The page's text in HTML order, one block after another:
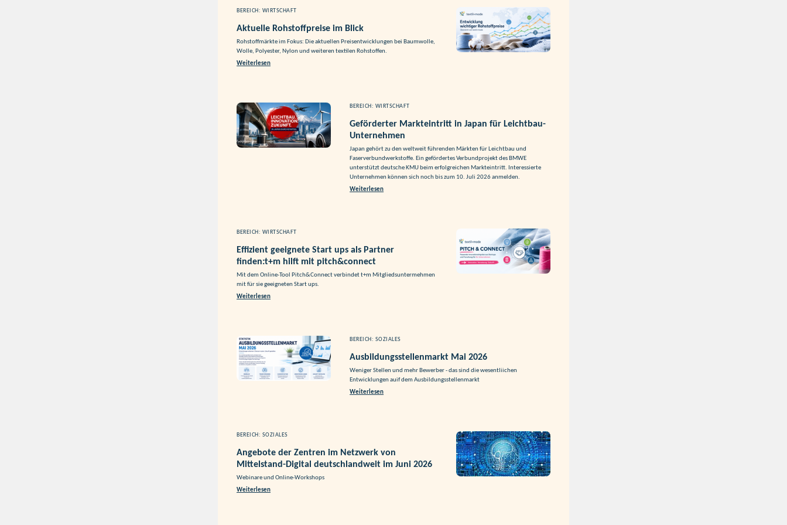
BEREICH: WIRTSCHAFT
Aktuelle Rohstoffpreise im Blick
Rohstoffmärkte im Fokus: Die aktuellen Preisentwicklungen bei Baumwolle,
Wolle, Polyester, Nylon und weiteren textilen Rohstoffen.
Weiterlesen
BEREICH: WIRTSCHAFT
Geförderter Markteintritt in Japan für Leichtbau-
Unternehmen
Japan gehört zu den weltweit führenden Märkten für Leichtbau und
Faserverbundwerkstoffe. Ein gefördertes Verbundprojekt des BMWE
unterstützt deutsche KMU beim erfolgreichen Markteintritt. Interessierte
Unternehmen können sich noch bis zum 10. Juli 2026 anmelden.
Weiterlesen
BEREICH: WIRTSCHAFT
Effizient geeignete Start ups als Partner
finden:t+m hilft mit pitch&connect
Mit dem Online-Tool Pitch&Connect verbindet t+m Mitgliedsuntermehmen
mit für sie geeigneten Start ups.
Weiterlesen
BEREICH: SOZIALES
Ausbildungsstellenmarkt Mai 2026
Weniger Stellen und mehr Bewerber - das sind die wesentliichen
Entwicklungen auif dem Ausbildungsstellenmarkt
Weiterlesen
BEREICH: SOZIALES
Angebote der Zentren im Netzwerk von
Mittelstand-Digital deutschlandweit im Juni 2026
Webinare und Online-Workshops
Weiterlesen